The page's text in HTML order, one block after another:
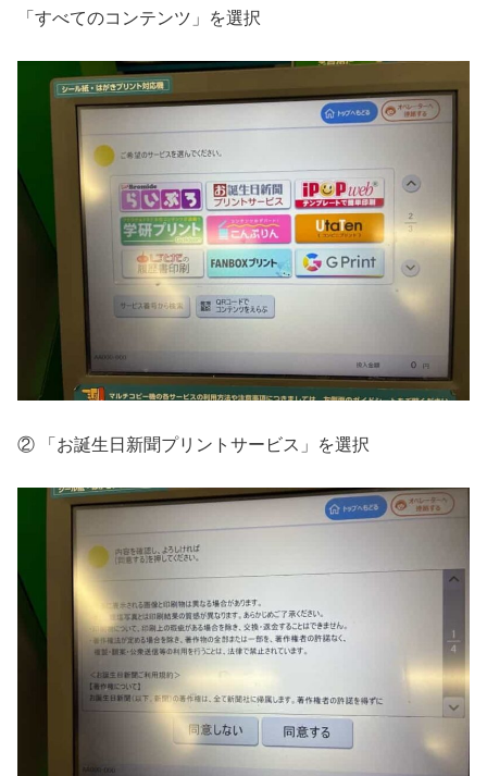
「すべてのコンテンツ」を選択
② 「お誕生日新聞プリントサービス」を選択